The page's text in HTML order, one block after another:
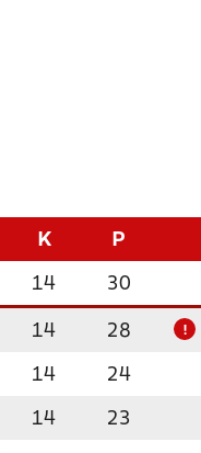
K P
14 30
14 28 !
14 24
14 23